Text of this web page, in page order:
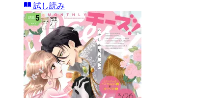
試し読み